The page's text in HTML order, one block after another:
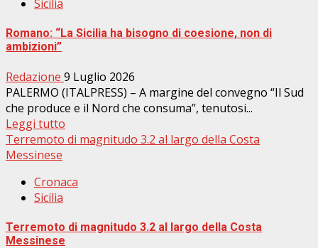
Sicilia
Romano: “La Sicilia ha bisogno di coesione, non di
ambizioni”
Redazione 9 Luglio 2026
PALERMO (ITALPRESS) – A margine del convegno “Il Sud
che produce e il Nord che consuma”, tenutosi...
Leggi tutto
Terremoto di magnitudo 3.2 al largo della Costa
Messinese
Cronaca
Sicilia
Terremoto di magnitudo 3.2 al largo della Costa
Messinese